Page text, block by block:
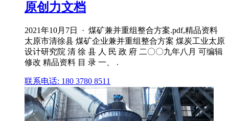
原创力文档
2021年10月7日 · 煤矿兼并重组整合方案.pdf,精品资料
太原市清徐县 煤矿企业兼并重组整合方案 煤炭工业太原
设计研究院 清 徐 县 人 民 政 府 二〇〇九年八月 可编辑
修改 精品资料 目 录 一、 .
联系电话: 180 3780 8511